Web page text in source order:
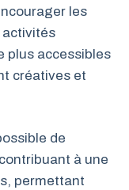
les
activités
plus accessibles
créatives et
de
à une
permettant